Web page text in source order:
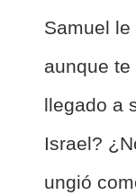
Samuel
aunque
llegado a
Israel?
ungió